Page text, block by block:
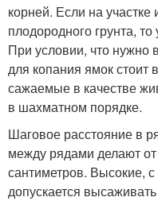
корней. Если на
плодородного грунта,
При условии, что нужно
для копания ямок стоит
сажаемые в качестве
в шахматном порядке.
Шаговое расстояние в
между рядами делают
сантиметров. Высокие,
допускается